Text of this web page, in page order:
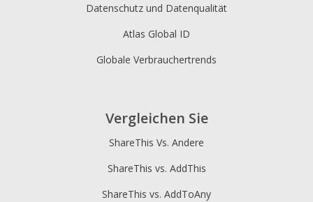
Datenschutz und Datenqualität
Atlas Global ID
Globale Verbrauchertrends
Vergleichen Sie
ShareThis Vs. Andere
ShareThis vs. AddThis
ShareThis vs. AddToAny